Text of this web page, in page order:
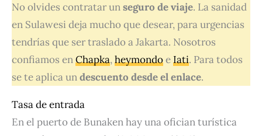
No olvides contratar unseguro de viaje. La sanidad
en Sulawesi deja mucho que desear, para urgencias
tendrías que ser traslado a Jakarta. Nosotros
confiamos enChapka,heymondoeIati. Para todos
se te aplica undescuento desde el enlace.
Tasa de entrada
En el puerto de Bunaken hay una ofician turística